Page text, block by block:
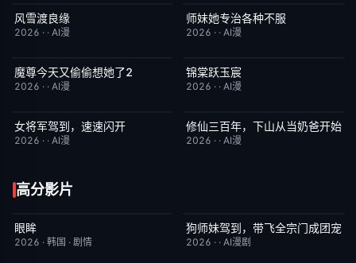
完结
风雪渡良缘
2026 · · AI漫
完结
师妹她专治各种不服
2026 · · AI漫
完结
魔尊今天又偷偷想她了2
2026 · · AI漫
完结
锦棠跃玉宸
2026 · · AI漫
完结
女将军驾到，速速闪开
2026 · · AI漫
完结 5.0
修仙三百年，下山从当奶爸开始
2026 · · AI漫
高分影片
HD中字
眼眸
2026 · 韩国 · 剧情
完结 10.0
狗师妹驾到，带飞全宗门成团宠
2026 · · AI漫剧